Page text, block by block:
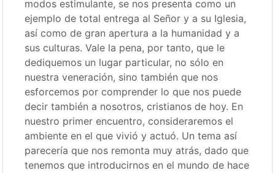
modos estimulante, se nos presenta como un
ejemplo de total entrega al Señor y a su Iglesia,
así como de gran apertura a la humanidad y a
sus culturas. Vale la pena, por tanto, que le
dediquemos un lugar particular, no sólo en
nuestra veneración, sino también que nos
esforcemos por comprender lo que nos puede
decir también a nosotros, cristianos de hoy. En
nuestro primer encuentro, consideraremos el
ambiente en el que vivió y actuó. Un tema así
parecería que nos remonta muy atrás, dado que
tenemos que introducirnos en el mundo de hace